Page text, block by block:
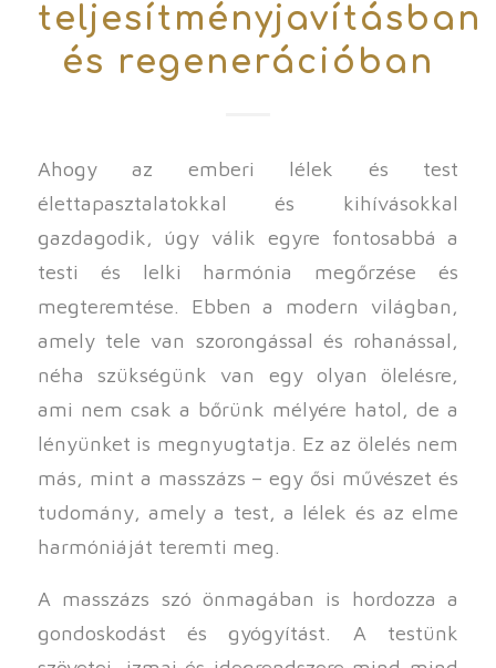
teljesítményjavításban
és regenerációban
Ahogy az emberi lélek és test
élettapasztalatokkal és kihívásokkal
gazdagodik, úgy válik egyre fontosabbá a
testi és lelki harmónia megőrzése és
megteremtése. Ebben a modern világban,
amely tele van szorongással és rohanással,
néha szükségünk van egy olyan ölelésre,
ami nem csak a bőrünk mélyére hatol, de a
lényünket is megnyugtatja. Ez az ölelés nem
más, mint a masszázs – egy ősi művészet és
tudomány, amely a test, a lélek és az elme
harmóniáját teremti meg.
A masszázs szó önmagában is hordozza a
gondoskodást és gyógyítást. A testünk